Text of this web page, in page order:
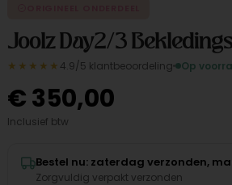
Joolz Day2/3
★★★★★ 4.9/5 klantbeoordeling Op
€350,00
Inclusief btw
Bestel nu: zaterdag verzonden,
Zorgvuldig verpakt verzonden